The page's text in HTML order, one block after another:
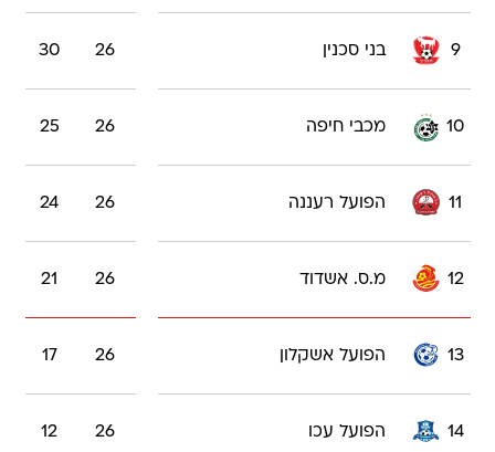
9 בני סכנין 26
30
10 מכבי חיפה 26
25
11 הפועל רעננה 26
24
12 מ.ס. אשדוד 26
21
13 הפועל אשקלון 26
17
14 הפועל עכו 26
12